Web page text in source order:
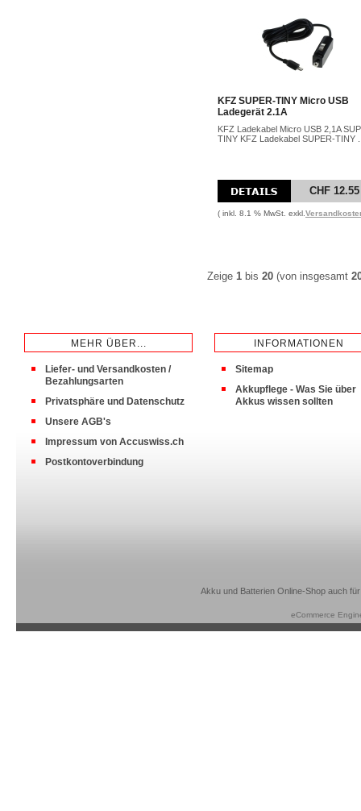
KFZ SUPER-TINY Micro USB
Ladegerät 2.1A
KFZ Ladekabel Micro USB 2,1A
TINY KFZ Ladekabel SUPER-TINY
CHF 12.55
( inkl. 8.1 % MwSt. exkl.
Zeige 1 bis 20 (von insgesamt
MEHR ÜBER...
Liefer- und Versandkosten /
Bezahlungsarten
Privatsphäre und Datenschutz
Unsere AGB's
Impressum von Accuswiss.ch
Postkontoverbindung
INFORMATIONEN
Sitemap
Akkupflege - Was Sie über
Akkus wissen sollten
Akku und Batterien Online-Shop auch
eCommerce